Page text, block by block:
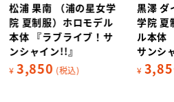
松浦 果南 （浦の星女学
院 夏制服）ホロモデル
本体 『ラブライブ！サ
ンシャイン!!』
¥ 3,850 (税込)
黒澤 ダ
学院 夏
ル本体
サンシ
¥